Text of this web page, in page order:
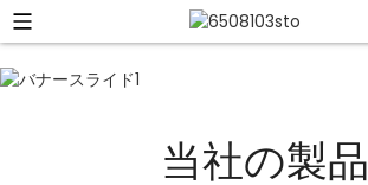
当社の製品